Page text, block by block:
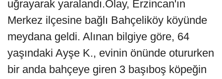
uğrayarak yaralandı.Olay, Erzincan'ın
Merkez ilçesine bağlı Bahçeliköy köyünde
meydana geldi. Alınan bilgiye göre, 64
yaşındaki Ayşe K., evinin önünde otururken
bir anda bahçeye giren 3 başıboş köpeğin